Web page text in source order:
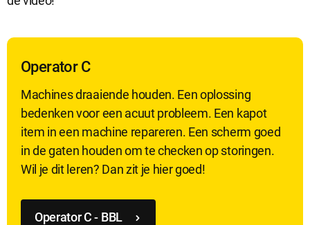
Analytische cookies geven ons inzicht in hoe de website wordt
gebruiksvriendelijker maken.
Marketing cookies
Marketing cookies worden gebruikt om relevante advertenties te
Google. De cookies delen individuele gegevens over jouw
surfgedrag op onze website.
Operator C
Machines draaiende houden. Een oplossing
bedenken voor een acuut probleem. Een kapot
item in een machine repareren. Een scherm goed
in de gaten houden om te checken op storingen.
Wil je dit leren? Dan zit je hier goed!
Operator C - BBL